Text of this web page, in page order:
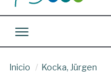
Toggle navigation
Inicio Kocka, Jürgen